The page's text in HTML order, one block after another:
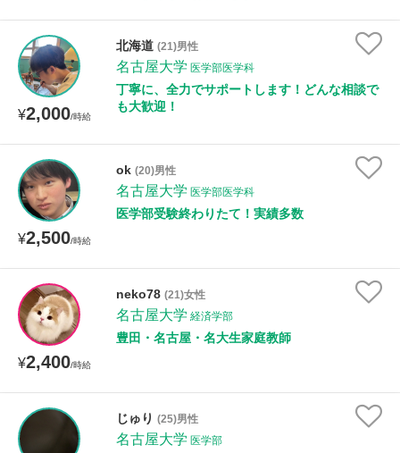
¥2,000/時給
北海道 (21)男性
名古屋大学 医学部医学科
丁寧に、全力でサポートします！どんな相談で
も大歓迎！
¥2,500/時給
ok (20)男性
名古屋大学 医学部医学科
医学部受験終わりたて！実績多数
¥2,400/時給
neko78 (21)女性
名古屋大学 経済学部
豊田・名古屋・名大生家庭教師
じゅり (25)男性
名古屋大学 医学部